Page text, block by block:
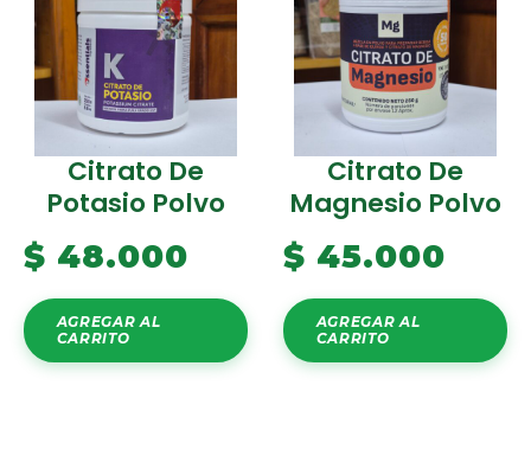
Citrato De
Potasio Polvo
$ 48.000
AGREGAR AL
CARRITO
Citrato De
Magnesio Polvo
$ 45.000
AGREGAR AL
CARRITO